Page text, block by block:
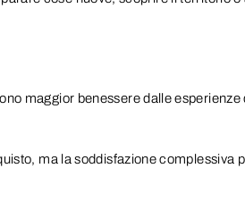
maggior benessere dalle esperienze
ma la soddisfazione complessiva